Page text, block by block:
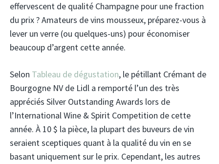
effervescent de qualité Champagne pour une fraction
du prix ? Amateurs de vins mousseux, préparez-vous à
lever un verre (ou quelques-uns) pour économiser
beaucoup d’argent cette année.
Selon Tableau de dégustation, le pétillant Crémant de
Bourgogne NV de Lidl a remporté l’un des très
appréciés Silver Outstanding Awards lors de
l’International Wine & Spirit Competition de cette
année. À 10 $ la pièce, la plupart des buveurs de vin
seraient sceptiques quant à la qualité du vin en se
basant uniquement sur le prix. Cependant, les autres